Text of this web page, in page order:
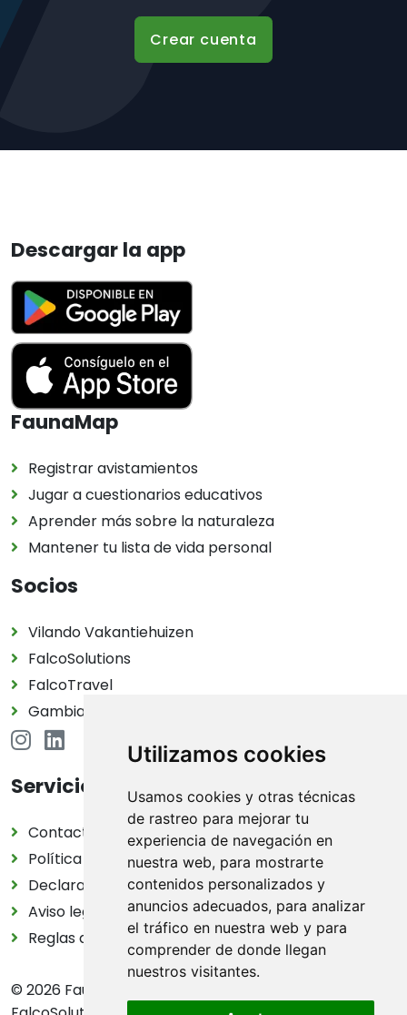
Utilizamos cookies
Usamos cookies y otras técnicas
de rastreo para mejorar tu
experiencia de navegación en
nuestra web, para mostrarte
contenidos personalizados y
anuncios adecuados, para analizar
el tráfico en nuestra web y para
comprender de donde llegan
nuestros visitantes.
Crear cuenta
Descargar la app
FaunaMap
Registrar avistamientos
Jugar a cuestionarios educativos
Aprender más sobre la naturaleza
Mantener tu lista de vida personal
Socios
Vilando Vakantiehuizen
FalcoSolutions
FalcoTravel
Gambia Birding Tours
Servicio
Contacto
Política de privacidad
Declaración de cookies
Aviso legal
Reglas del juego en la naturaleza
© 2026 FaunaMap | FaunaMap es una iniciativa de